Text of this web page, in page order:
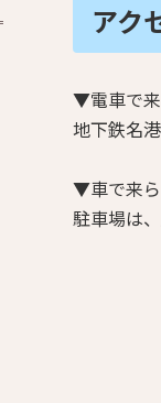
アク
▼電車で
地下鉄名
▼車で来
駐車場は